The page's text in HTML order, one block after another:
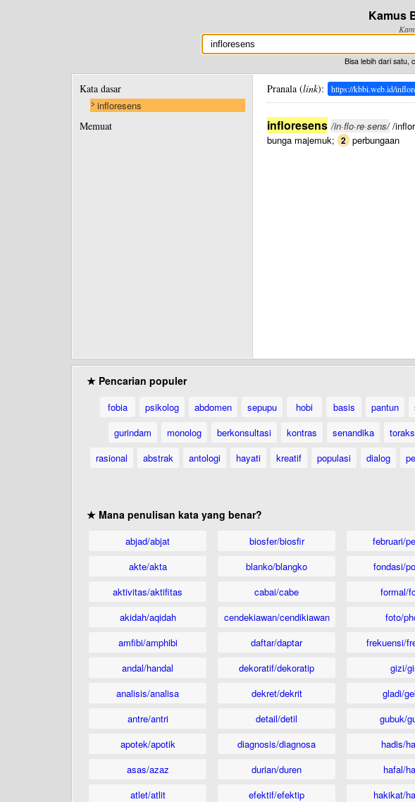
Kamus
Bisa lebih dari satu,
Kata dasar
infloresens
Memuat
Pranala (link): https://kbbi.web.id/
infloresens /in·flo·re·sens//
bunga majemuk; 2 perbungaan
★ Pencarian populer
fobia psikolog abdomen sepupu hobi basis pantun
gurindam
monolog berkonsultasi kontras senandika toraks
rasional
abstrak antologi hayati kreatif populasi dialog
★ Mana penulisan kata yang benar?
abjad/abjat
akte/akta
aktivitas/aktifitas
akidah/aqidah
amfibi/amphibi
andal/handal
analisis/analisa
antre/antri
apotek/apotik
asas/azaz
atlet/atlit
biosfer/biosfir
blanko/blangko
cabai/cabe
cendekiawan/cendikiawan
daftar/daptar
dekoratif/dekoratip
dekret/dekrit
detail/detil
diagnosis/diagnosa
durian/duren
efektif/efektip
februari/
fondasi/
formal/
foto/
frekuensi/
gizi/
gladi/
gubuk/
hadis/
hafal/
hakikat/